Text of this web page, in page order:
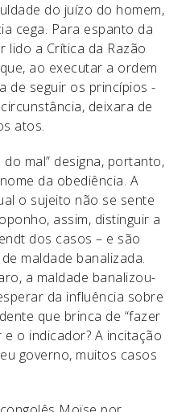
do juízo do homem,
cega. Para espanto da
a Crítica da Razão
ao executar a ordem
de seguir os princípios
deixara de
atos.
mal” designa, portanto,
da obediência. A
o sujeito não se sente
assim, distinguir a
dos casos – e são
maldade banalizada.
a maldade banalizou-
da influência sobre
que brinca de “fazer
o indicador? A incitação
governo, muitos casos